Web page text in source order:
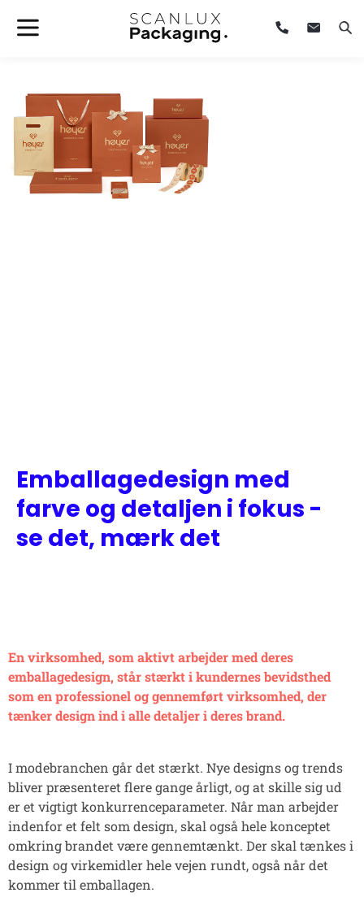
Emballagedesign med holdning og fokus på
detaljen
Emballagedesign med
farve og detaljen i fokus -
se det, mærk det
En virksomhed, som aktivt arbejder med deres
emballagedesign, står stærkt i kundernes bevidsthed
som en professionel og gennemført virksomhed, der
tænker design ind i alle detaljer i deres brand.
I modebranchen går det stærkt. Nye designs og trends
bliver præsenteret flere gange årligt, og at skille sig ud
er et vigtigt konkurrenceparameter. Når man arbejder
indenfor et felt som design, skal også hele konceptet
omkring brandet være gennemtænkt. Der skal tænkes i
design og virkemidler hele vejen rundt, også når det
kommer til emballagen.